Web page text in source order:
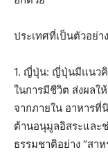
ประเทศที่เป็นตัวอย่
1. ญี่ปุ่น: ญี่ปุ่นมีแนวคิ
ในการมีชีวิต ส่งผลใ
จากภายใน อาหารที่
ต้านอนุมูลอิสระและ
ธรรมชาติอย่าง “สา